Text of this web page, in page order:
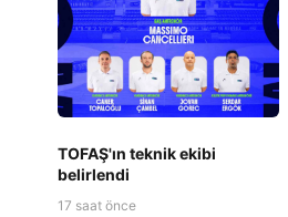
TOFAŞ'ın teknik ekibi
belirlendi
17 saat önce